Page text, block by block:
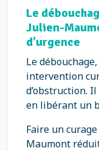
Le
Julien-
d’urgence
Le
intervention
d’obstruction.
en libérant un
Faire un
Maumont